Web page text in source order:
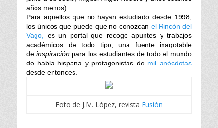
años menos).
Para aquellos que no hayan estudiado desde 1998,
los únicos que puede que no conozcan el Rincón del
Vago, es un portal que recoge apuntes y trabajos
académicos de todo tipo, una fuente inagotable
de inspiraciónpara los estudiantes de todo el mundo
de habla hispana y protagonistas de mil anécdotas
desde entonces.
Foto de J.M. López, revista Fusión